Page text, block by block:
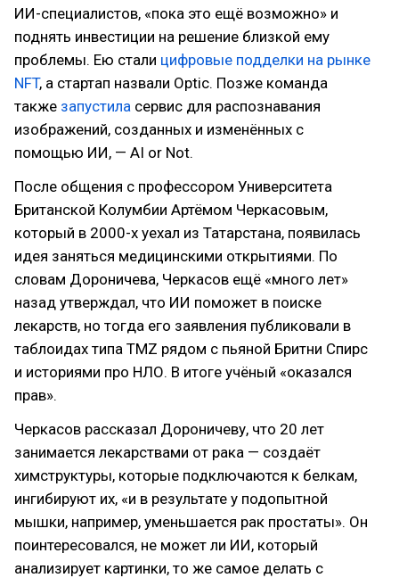
ИИ-специалистов, «пока это ещё возможно» и
поднять инвестиции на решение близкой ему
проблемы. Ею стали цифровые подделки на рынке
NFT, а стартап назвали Optic. Позже команда
также запустила сервис для распознавания
изображений, созданных и изменённых с
помощью ИИ, — AI or Not.
После общения с профессором Университета
Британской Колумбии Артёмом Черкасовым,
который в 2000-х уехал из Татарстана, появилась
идея заняться медицинскими открытиями. По
словам Дороничева, Черкасов ещё «много лет»
назад утверждал, что ИИ поможет в поиске
лекарств, но тогда его заявления публиковали в
таблоидах типа TMZ рядом с пьяной Бритни Спирс
и историями про НЛО. В итоге учёный «оказался
прав».
Черкасов рассказал Дороничеву, что 20 лет
занимается лекарствами от рака — создаёт
химструктуры, которые подключаются к белкам,
ингибируют их, «и в результате у подопытной
мышки, например, уменьшается рак простаты». Он
поинтересовался, не может ли ИИ, который
анализирует картинки, то же самое делать с